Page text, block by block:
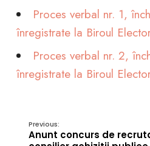
Proces verbal nr. 1,
înregistrate la Biroul
Proces verbal nr. 2,
înregistrate la Biroul
Previous:
Anunt concurs de